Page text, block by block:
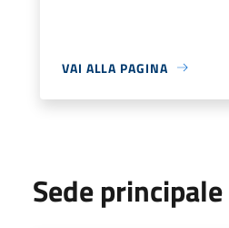
VAI ALLA PAGINA
Sede principale